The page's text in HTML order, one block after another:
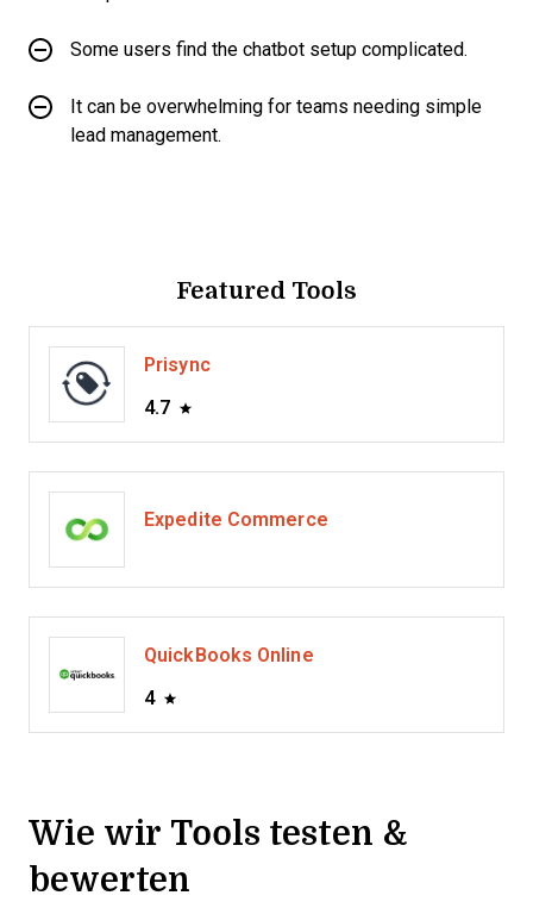
Some users find the chatbot setup complicated.
It can be overwhelming for teams needing simple
lead management.
Featured Tools
Prisync
4.7
Expedite Commerce
QuickBooks Online
4
Wie wir Tools testen &
bewerten